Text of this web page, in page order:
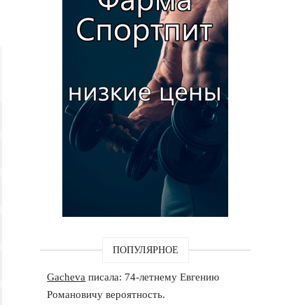
ПОПУЛЯРНОЕ
Gacheva писала: 74-летнему Евгению
Романовичу вероятность.